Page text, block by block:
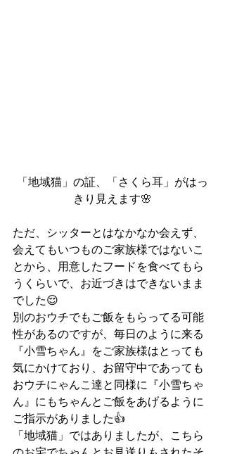
「地域猫」の証、「さくら耳」がはっ
きり見えます🌸
ただ、シッターとはなかなか会えず、
会えてもいつものご家族様ではないこ
とから、用意したフードを食べてもら
うくらいで、お近づきはできないまま
でした😌
別のおウチでもご飯をもらってる可能
性があるのですが、毎日のように来る
『小雪ちゃん』をご家族様はとっても
気にかけており、お留守中であっても
おウチにゃんこ達と同様に『小雪ちゃ
ん』にもちゃんとご飯をあげるように
ご指示がありました👍
「地域猫」ではありましたが、こちら